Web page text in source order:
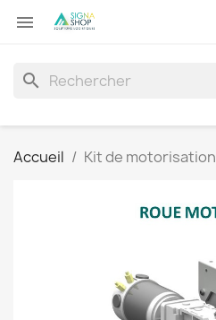

search
Accueil Kit de motorisation